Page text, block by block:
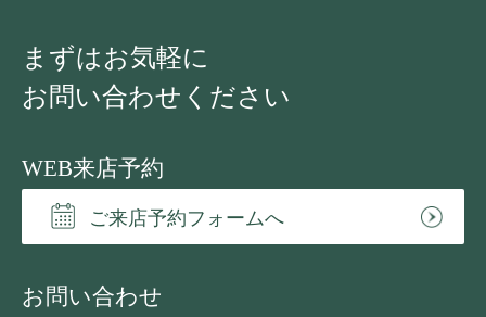
まずはお気軽に
お問い合わせください
WEB来店予約
ご来店予約フォームへ
お問い合わせ